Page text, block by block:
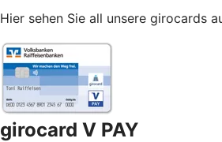
Hier sehen Sie all unsere girocards
girocard V PAY